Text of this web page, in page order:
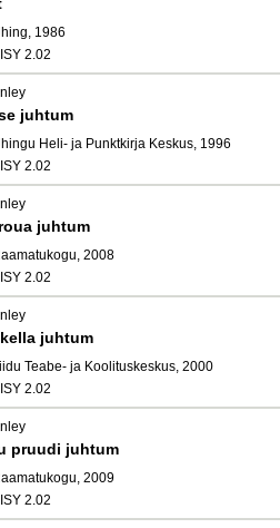
1986
2.02
juhtum
Heli- ja Punktkirja Keskus, 1996
2.02
juhtum
2008
2.02
juhtum
Teabe- ja Koolituskeskus, 2000
2.02
pruudi juhtum
2009
2.02